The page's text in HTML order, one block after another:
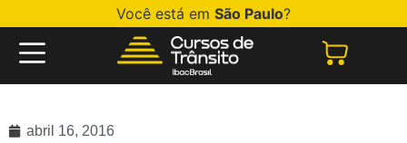
Você está em São Paulo?
abril 16, 2016